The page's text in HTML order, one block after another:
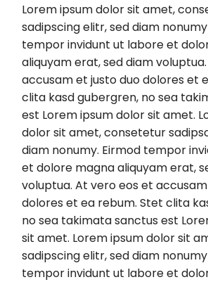
Lorem ipsum dolor sit amet,
sadipscing elitr, sed diam
tempor invidunt ut labore et
aliquyam erat, sed diam
accusam et justo duo dolores et
clita kasd gubergren, no sea
est Lorem ipsum dolor sit amet.
dolor sit amet, consetetur
diam nonumy. Eirmod tempor
et dolore magna aliquyam erat,
voluptua. At vero eos et
dolores et ea rebum. Stet clita
no sea takimata sanctus est
sit amet. Lorem ipsum dolor sit
sadipscing elitr, sed diam
tempor invidunt ut labore et